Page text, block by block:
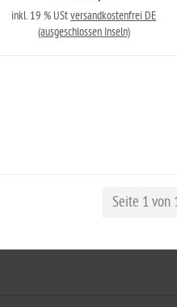
inkl. 19 % UStversandkostenfrei DE
(ausgeschlossen Inseln)
Seite 1 von